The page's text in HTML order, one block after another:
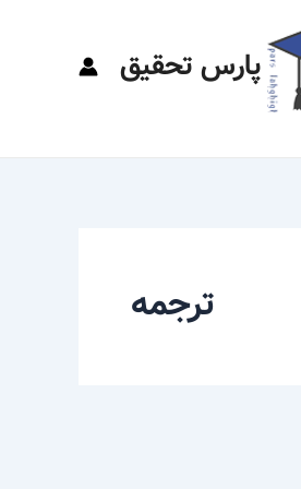
پارس تحقیق
ترجمه